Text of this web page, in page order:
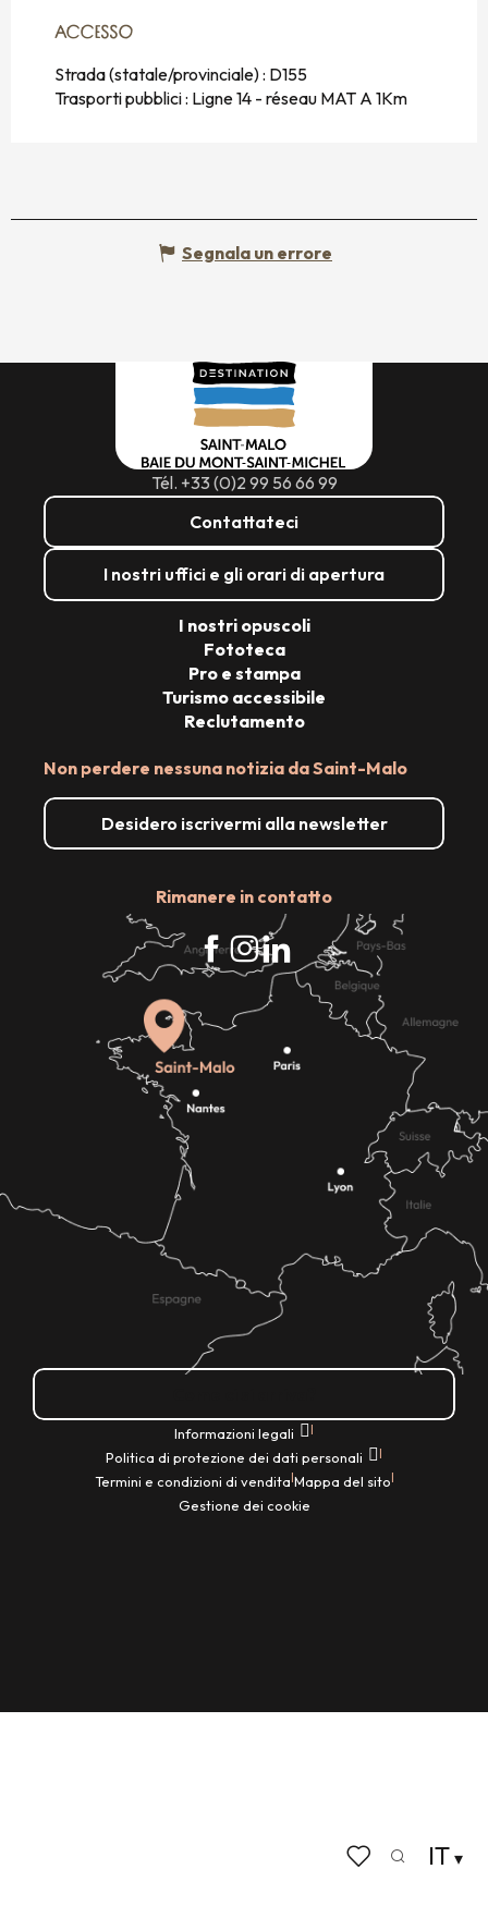
IT
ACCESSO
ACCESSO
Strada (statale/provinciale) : D155
Trasporti pubblici : Ligne 14 - réseau MAT A 1Km
Segnala un errore
Tél. +33 (0)2 99 56 66 99
Contattateci
I nostri uffici e gli orari di apertura
Non perdere nessuna notizia da Saint-Malo
Desidero iscrivermi alla newsletter
Rimanere in contatto
I nostri opuscoli
Fototeca
Pro e stampa
Turismo accessibile
Reclutamento
Informazioni legali |
Politica di protezione dei dati personali |
Termini e condizioni di vendita|Mappa del sito|
Gestione dei cookie